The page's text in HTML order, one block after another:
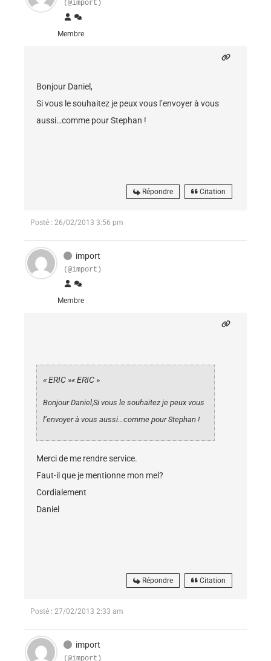
(@import)
Membre
Bonjour Daniel,
Si vous le souhaitez je peux vous l’envoyer à vous
aussi…comme pour Stephan !
Répondre Citation
Posté : 26/02/2013 3:56 pm
import
(@import)
Membre
« ERIC »« ERIC »
Bonjour Daniel,Si vous le souhaitez je peux vous
l’envoyer à vous aussi…comme pour Stephan !
Merci de me rendre service.
Faut-il que je mentionne mon mel?
Cordialement
Daniel
Répondre Citation
Posté : 27/02/2013 2:33 am
import
(@import)